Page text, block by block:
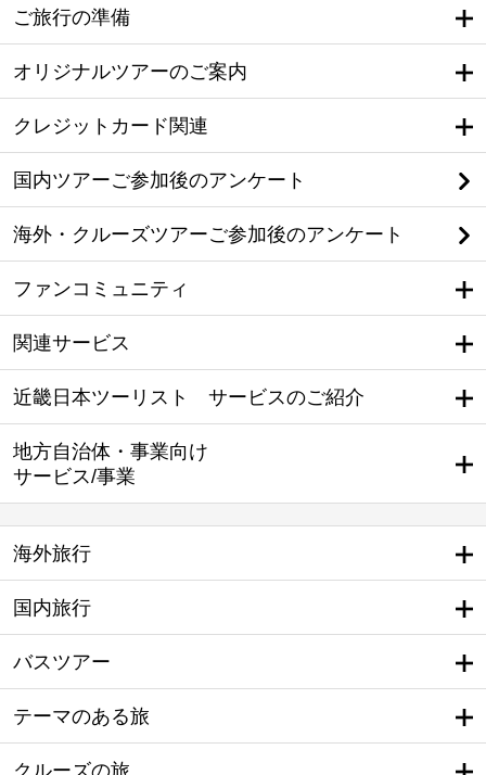
ご旅行の準備
オリジナルツアーのご案内
クレジットカード関連
国内ツアーご参加後のアンケート
海外・クルーズツアーご参加後のアンケート
ファンコミュニティ
関連サービス
近畿日本ツーリスト サービスのご紹介
地方自治体・事業向け
サービス/事業
海外旅行
国内旅行
バスツアー
テーマのある旅
クルーズの旅